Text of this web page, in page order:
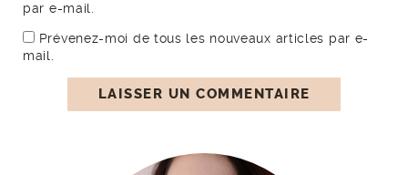
par e-mail.
Prévenez-moi de tous les nouveaux articles par e-
mail.